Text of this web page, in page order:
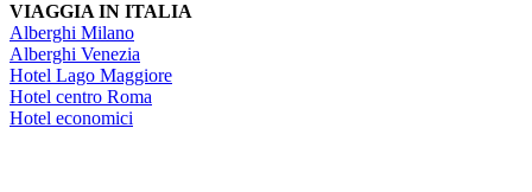
VIAGGIA IN ITALIA
Alberghi Milano
Alberghi Venezia
Hotel Lago Maggiore
Hotel centro Roma
Hotel economici